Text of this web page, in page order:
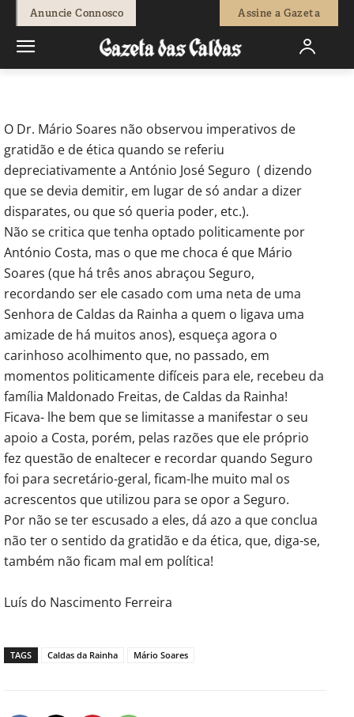
Anuncie Connosco Assine a Gazeta
Redação - 17 de Outubro, 2014 1295 0
O Dr. Mário Soares não observou imperativos de
gratidão e de ética quando se referiu
depreciativamente a António José Seguro ( dizendo
que se devia demitir, em lugar de só andar a dizer
disparates, ou que só queria poder, etc.).
Não se critica que tenha optado politicamente por
António Costa, mas o que me choca é que Mário
Soares (que há três anos abraçou Seguro,
recordando ser ele casado com uma neta de uma
Senhora de Caldas da Rainha a quem o ligava uma
amizade de há muitos anos), esqueça agora o
carinhoso acolhimento que, no passado, em
momentos politicamente difíceis para ele, recebeu da
família Maldonado Freitas, de Caldas da Rainha!
Ficava- lhe bem que se limitasse a manifestar o seu
apoio a Costa, porém, pelas razões que ele próprio
fez questão de enaltecer e recordar quando Seguro
foi para secretário-geral, ficam-lhe muito mal os
acrescentos que utilizou para se opor a Seguro.
Por não se ter escusado a eles, dá azo a que conclua
não ter o sentido da gratidão e da ética, que, diga-se,
também não ficam mal em política!
Luís do Nascimento Ferreira
TAGS Caldas da Rainha Mário Soares